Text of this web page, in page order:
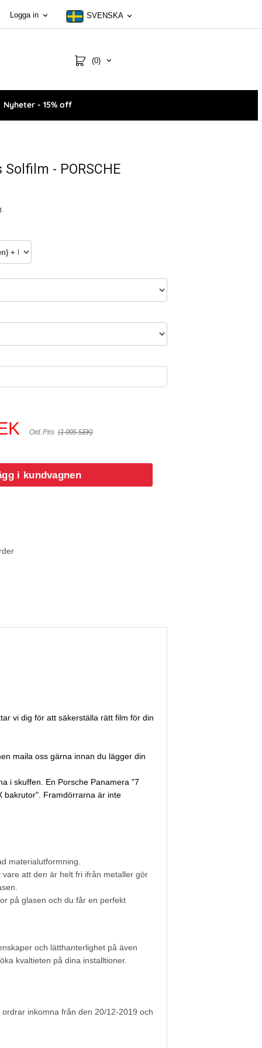
Logga in SVENSKA
(0)
Nyheter - 15% off
- PORSCHE
Ord. Pris (1 095 SEK)
i kundvagnen
vi dig för att säkerställa rätt film för din
maila oss gärna innan du lägger din
i skuffen. En Porsche Panamera "7
bakrutor". Framdörrarna är inte
materialutformning.
att den är helt fri ifrån metaller gör
på glasen och du får en perfekt
och lätthanterlighet på även
kvaltieten på dina installtioner.
inkomna från den 20/12-2019 och